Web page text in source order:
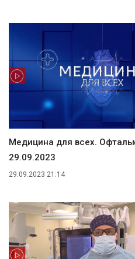
Медицина для всех.
29.09.2023
29.09.2023 21:14